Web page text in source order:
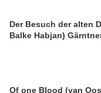
Der Besuch der alten
Balke Habjan)
Of one Blood (van